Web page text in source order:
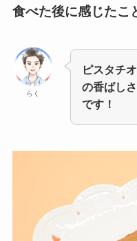
食べた後に感じたこ
らく
ピスタチ
の香ばし
です！